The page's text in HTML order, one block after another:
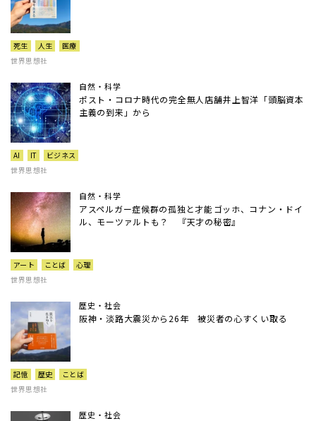
死生 人生
医療
世界思想社
自然・科学
ポスト・コロナ時代の完全無人店舗――井上智洋「頭脳資本
主義の到来」から
AI IT
ビジネス
世界思想社
自然・科学
アスペルガー症候群の孤独と才能――ゴッホ、コナン・ドイ
ル、モーツァルトも？ 『天才の秘密』
アート ことば
心理
世界思想社
歴史・社会
阪神・淡路大震災から26年 被災者の心すくい取る
記憶 歴史
ことば
世界思想社
歴史・社会